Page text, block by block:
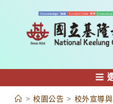
容
> 校園公告 > 校外宣導